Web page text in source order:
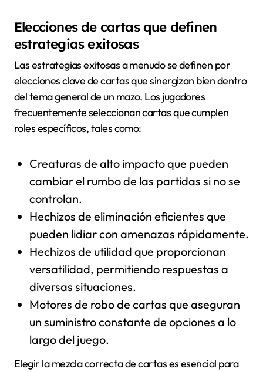
Elecciones de cartas que definen
estrategias exitosas
Las estrategias exitosas a menudo se definen por
elecciones clave de cartas que sinergizan bien dentro
del tema general de un mazo. Los jugadores
frecuentemente seleccionan cartas que cumplen
roles específicos, tales como:
Creaturas de alto impacto que pueden
cambiar el rumbo de las partidas si no se
controlan.
Hechizos de eliminación eficientes que
pueden lidiar con amenazas rápidamente.
Hechizos de utilidad que proporcionan
versatilidad, permitiendo respuestas a
diversas situaciones.
Motores de robo de cartas que aseguran
un suministro constante de opciones a lo
largo del juego.
Elegir la mezcla correcta de cartas es esencial para